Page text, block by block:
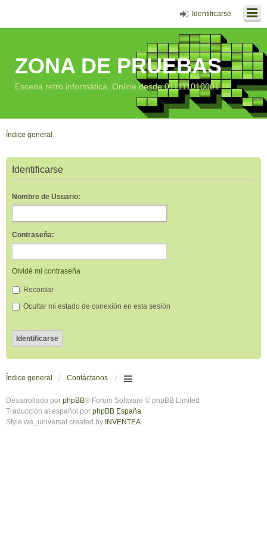
Identificarse
ZONA DE PRUEBAS
Escena retro informática. Online desde 011111010001
Índice general
Identificarse
Nombre de Usuario:
Contraseña:
Olvidé mi contraseña
Recordar
Ocultar mi estado de conexión en esta sesión
Índice general Contáctanos
Desarrollado por phpBB® Forum Software © phpBB Limited
Traducción al español por phpBB España
Style we_universal created by INVENTEA